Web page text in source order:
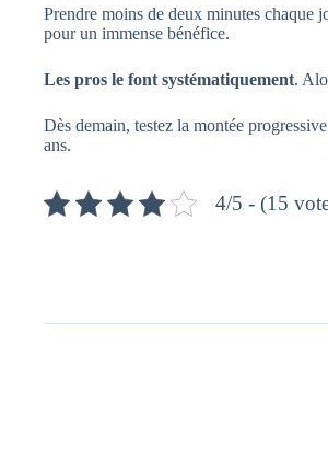
Prendre moins de deux minutes
pour un immense bénéfice.
Les pros le font systématiquement.
Dès demain, testez la montée
ans.
4/5 - (15